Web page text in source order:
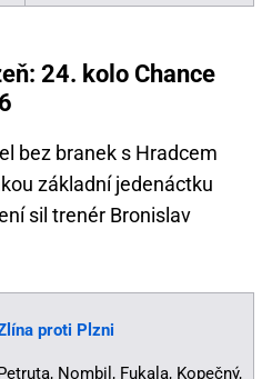
24. kolo Chance
bez branek s Hradcem
základní jedenáctku
sil trenér Bronislav
proti Plzni
Nombil, Fukala, Kopečný,